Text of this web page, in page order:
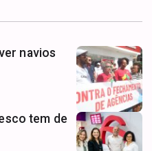
navios
tem de